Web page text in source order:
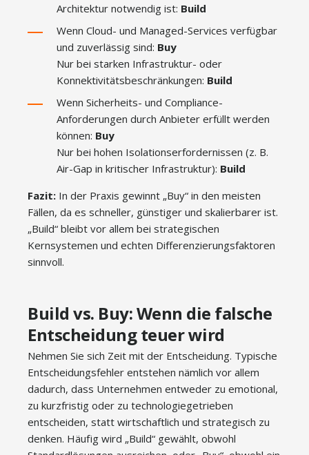
Architektur notwendig ist: Build
Wenn Cloud- und Managed-Services verfügbar
und zuverlässig sind: Buy
Nur bei starken Infrastruktur- oder
Konnektivitätsbeschränkungen: Build
Wenn Sicherheits- und Compliance-
Anforderungen durch Anbieter erfüllt werden
können: Buy
Nur bei hohen Isolationserfordernissen (z. B.
Air-Gap in kritischer Infrastruktur): Build
Fazit: In der Praxis gewinnt „Buy“ in den meisten
Fällen, da es schneller, günstiger und skalierbarer ist.
„Build“ bleibt vor allem bei strategischen
Kernsystemen und echten Differenzierungsfaktoren
sinnvoll.
Build vs. Buy: Wenn die falsche
Entscheidung teuer wird
Nehmen Sie sich Zeit mit der Entscheidung. Typische
Entscheidungsfehler entstehen nämlich vor allem
dadurch, dass Unternehmen entweder zu emotional,
zu kurzfristig oder zu technologiegetrieben
entscheiden, statt wirtschaftlich und strategisch zu
denken. Häufig wird „Build“ gewählt, obwohl